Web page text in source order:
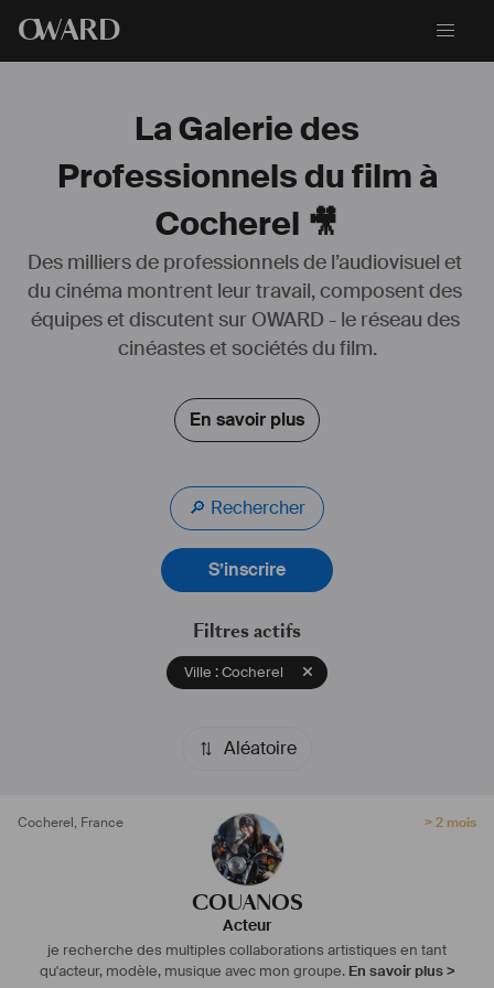
OWARD
La Galerie des
Professionnels du film à
Cocherel 🎥
Des milliers de professionnels de l’audiovisuel et
du cinéma montrent leur travail, composent des
équipes et discutent sur OWARD - le réseau des
cinéastes et sociétés du film.
En savoir plus
🔎 Rechercher
S’inscrire
Filtres actifs
Ville : Cocherel
Aléatoire
Cocherel, France > 2 mois
COUANOS
Acteur
je recherche des multiples collaborations artistiques en tant
qu'acteur, modèle, musique avec mon groupe. En savoir plus >
COUANOS est un #artiste multi-styles, #auteur , #compositeur,
#interprète , #modèle et # acteur.